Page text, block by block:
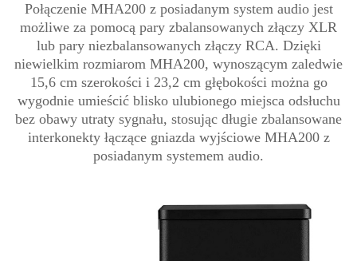
Połączenie MHA200 z posiadanym system audio jest
możliwe za pomocą pary zbalansowanych złączy XLR
lub pary niezbalansowanych złączy RCA. Dzięki
niewielkim rozmiarom MHA200, wynoszącym zaledwie
15,6 cm szerokości i 23,2 cm głębokości można go
wygodnie umieścić blisko ulubionego miejsca odsłuchu
bez obawy utraty sygnału, stosując długie zbalansowane
interkonekty łączące gniazda wyjściowe MHA200 z
posiadanym systemem audio.